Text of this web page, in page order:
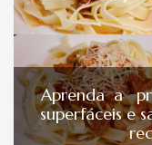
Aprenda a
superfáceis e